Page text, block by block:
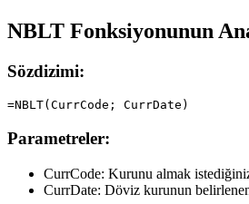
NBLT Fonksiyonunun
Sözdizimi:
Parametreler:
CurrCode: Kurunu almak
CurrDate: Döviz kurunun